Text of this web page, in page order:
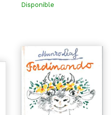
Disponible